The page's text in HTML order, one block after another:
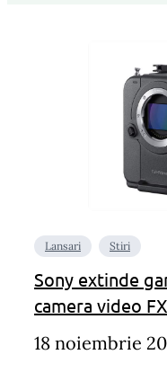
Lansari Stiri
Sony extinde
camera video
18 noiembrie